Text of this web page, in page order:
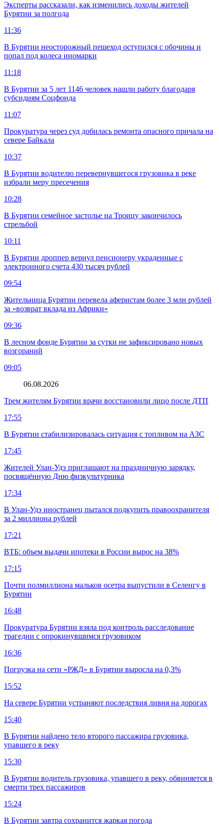
Эксперты рассказали, как изменились доходы жителей
Бурятии за полгода
11:36
В Бурятии неосторожный пешеход оступился с обочины и
попал под колеса иномарки
11:18
В Бурятии за 5 лет 1146 человек нашли работу благодаря
субсидиям Соцфонда
11:07
Прокуратура через суд добилась ремонта опасного причала на
севере Байкала
10:37
В Бурятии водителю перевернувшегося грузовика в реке
избрали меру пресечения
10:28
В Бурятии семейное застолье на Троицу закончилось
стрельбой
10:11
В Бурятии дроппер вернул пенсионеру украденные с
электронного счета 430 тысяч рублей
09:54
Жительница Бурятии перевела аферистам более 3 млн рублей
за «возврат вклада из Африки»
09:36
В лесном фонде Бурятии за сутки не зафиксировано новых
возгораний
09:05
06.08.2026
Трем жителям Бурятии врачи восстановили лицо после ДТП
17:55
В Бурятии стабилизировалась ситуация с топливом на АЗС
17:45
Жителей Улан-Удэ приглашают на праздничную зарядку,
посвящённую Дню физкультурника
17:34
В Улан-Удэ иностранец пытался подкупить правоохранителя
за 2 миллиона рублей
17:21
ВТБ: объем выдачи ипотеки в России вырос на 38%
17:15
Почти полмиллиона мальков осетра выпустили в Селенгу в
Бурятии
16:48
Прокуратура Бурятии взяла под контроль расследование
трагедии с опрокинувшимся грузовиком
16:36
Погрузка на сети «РЖД» в Бурятии выросла на 0,3%
15:52
На севере Бурятии устраняют последствия ливня на дорогах
15:40
В Бурятии найдено тело второго пассажира грузовика,
упавшего в реку
15:30
В Бурятии водитель грузовика, упавшего в реку, обвиняется в
смерти трех пассажиров
15:24
В Бурятии завтра сохранится жаркая погода